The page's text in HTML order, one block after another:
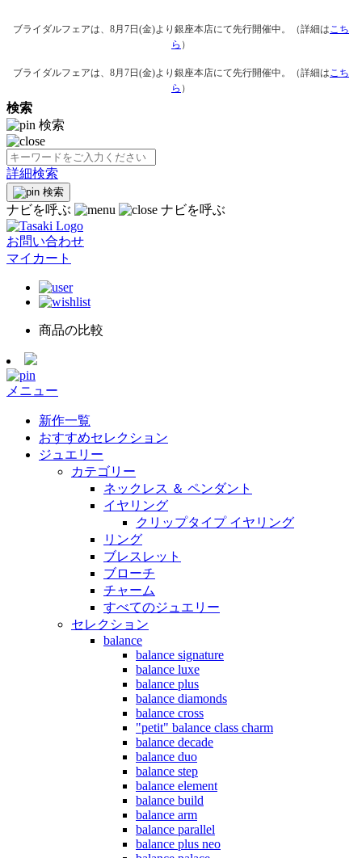
ブライダルフェアは、8月7日(金)より銀座本店にて先行開催中。（詳細はこち
ら ）
ブライダルフェアは、8月7日(金)より銀座本店にて先行開催中。（詳細はこち
ら ）
検索
検索
詳細検索
検索
ナビを呼ぶ ナビを呼ぶ
お問い合わせ
マイカート
商品の比較
メニュー
新作一覧
おすすめセレクション
ジュエリー
カテゴリー
ネックレス ＆ ペンダント
イヤリング
クリップタイプ イヤリング
リング
ブレスレット
ブローチ
チャーム
すべてのジュエリー
セレクション
balance
balance signature
balance luxe
balance plus
balance diamonds
balance cross
"petit" balance class charm
balance decade
balance duo
balance step
balance element
balance build
balance arm
balance parallel
balance plus neo